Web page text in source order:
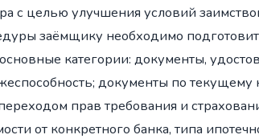
с целью улучшения условий
заёмщику необходимо
категории: документы,
документы по текущему
прав требования и
от конкретного банка, типа